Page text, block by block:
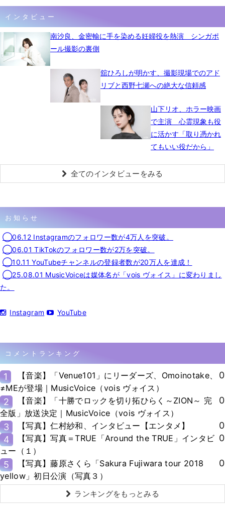
インタビュー
南沙良、金密輸に手を染める妊婦役を熱演 シンガポ
ール撮影の裏側
舘ひろしが明かす、撮影現場でのアド
リブと西野七瀬への絶大な信頼感
山下リオ、ホラー映画
で主演 心霊現象も役
に活かす「取り憑かれ
てもいい役だから」
全てのインタビューをみる
お知らせ
◯06.12 Instagramのフォロワー数が4万人を突破。
◯06.01 TikTokのフォロワー数が2万を突破。
◯10.11 YouTubeチャンネルの登録者数が20万人を達成！
◯25.08.01 MusicVoiceは媒体名が「vois ヴォイス」に変わりまし
た。
Instagram YouTube
コメントランキング
1
【音楽】「Venue101」にリーダーズ、Omoinotake、
≠MEが登場｜MusicVoice（vois ヴォイス）
0
2
【音楽】「十勝でロックを切り拓ひらく～ZION～ 完
全版」放送決定｜MusicVoice（vois ヴォイス）
0
3 【写真】仁村紗和、インタビュー【エンタメ】
0
4
【写真】写真＝TRUE「Around the TRUE」インタビ
ュー（１）
0
5
【写真】藤原さくら「Sakura Fujiwara tour 2018
yellow」初日公演（写真３）
0
ランキングをもっとみる